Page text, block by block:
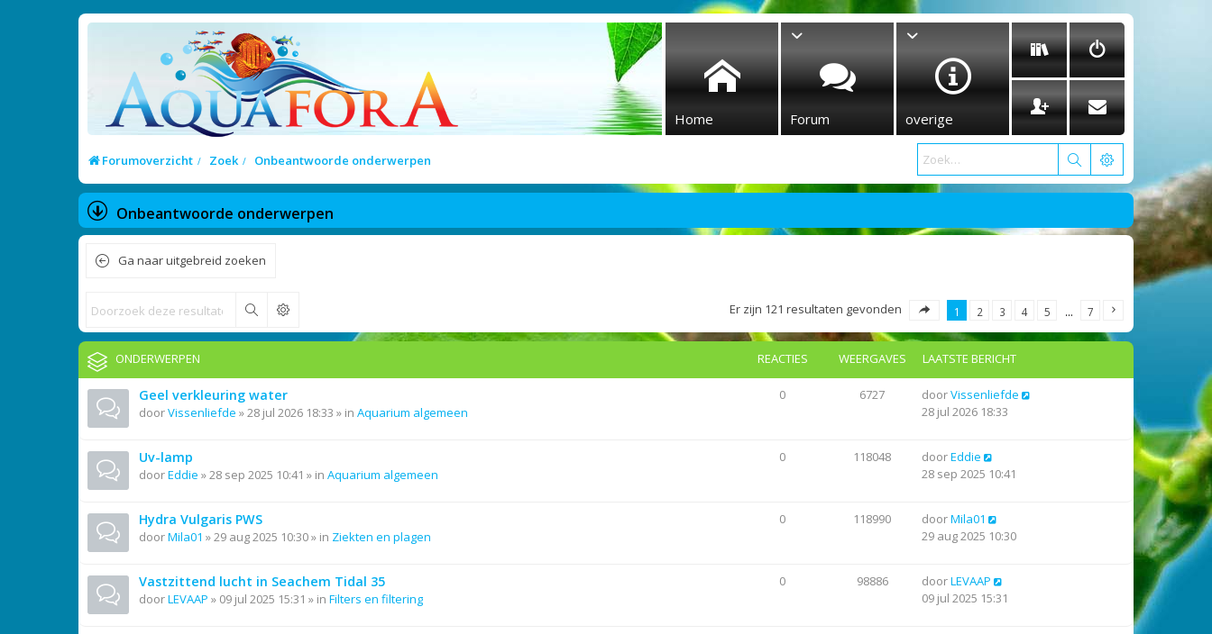
Home Forum overige
Forumoverzicht Zoek Onbeantwoorde onderwerpen
Onbeantwoorde onderwerpen
Ga naar uitgebreid zoeken
Zoek Er zijn 121 resultaten gevonden 1 2 3 4 5 … 7
ONDERWERPEN REACTIES WEERGAVES LAATSTE BERICHT
Geel verkleuring water
doorVissenliefde »28 jul 2026 18:33 » in Aquarium algemeen
0 6727 doorVissenliefde
28 jul 2026 18:33
Uv-lamp
doorEddie »28 sep 2025 10:41 » in Aquarium algemeen
0 118048 doorEddie
28 sep 2025 10:41
Hydra Vulgaris PWS
doorMila01 »29 aug 2025 10:30» in Ziekten en plagen
0 118990 doorMila01
29 aug 2025 10:30
Vastzittend lucht in Seachem Tidal 35
doorLEVAAP » 09 jul 2025 15:31 » in Filters en filtering
0 98886 doorLEVAAP
09 jul 2025 15:31